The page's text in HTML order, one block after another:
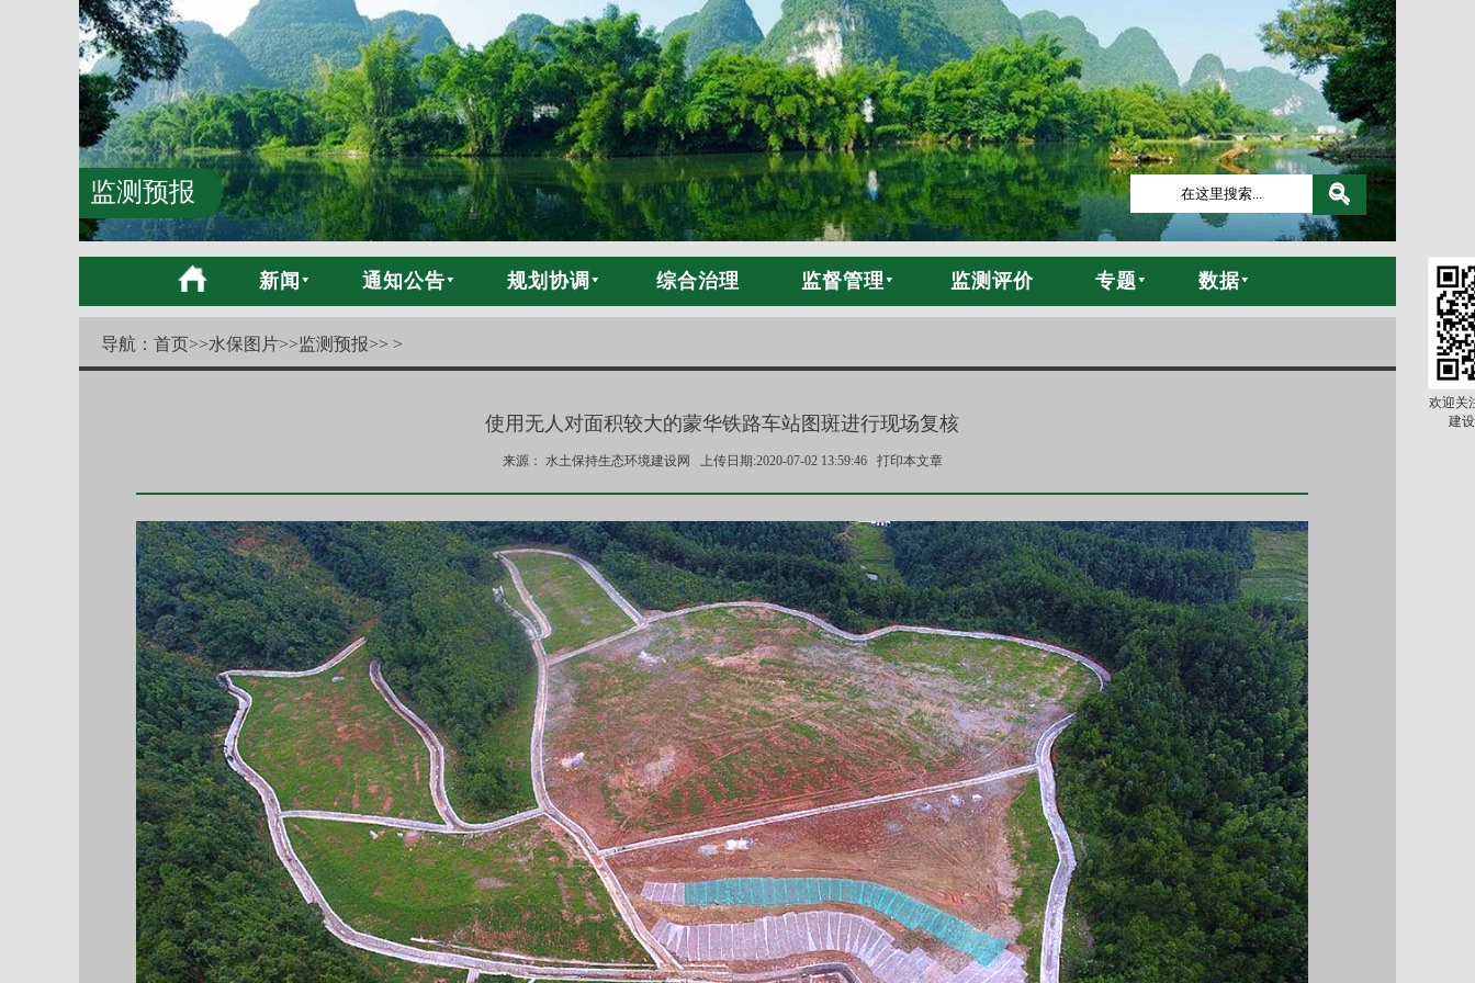
监测预报
新闻 通知公告 规划协调 综合治理 监督管理 监测评价 专题 数据
导航： 首页>>水保图片>>监测预报>> >
使用无人对面积较大的蒙华铁路车站图斑进行现场复核
来源： 水土保持生态环境建设网 上传日期:2020-07-02 13:59:46 打印本文章
欢迎关
建